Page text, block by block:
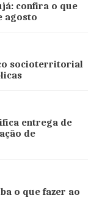
confira o que
agosto
socioterritorial
entrega de
de
o que fazer ao